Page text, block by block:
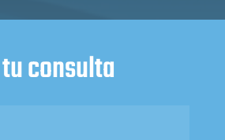
consulta